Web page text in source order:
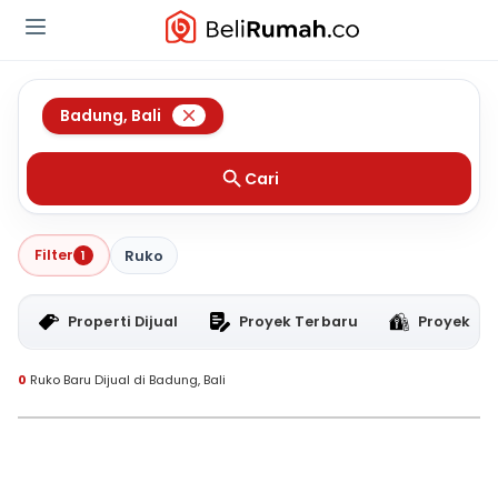
Badung, Bali
Cari
Filter 1 Ruko
Properti Dijual Proyek Terbaru Proyek
0 Ruko Baru Dijual di Badung, Bali